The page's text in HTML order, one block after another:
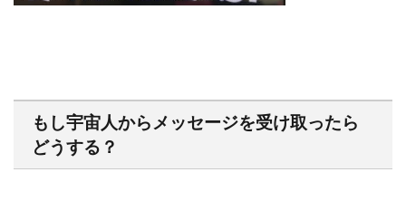
もし宇宙人からメッセージを受け取ったら
どうする？